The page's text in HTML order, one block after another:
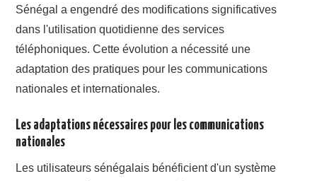
Sénégal a engendré des modifications significatives
dans l'utilisation quotidienne des services
téléphoniques. Cette évolution a nécessité une
adaptation des pratiques pour les communications
nationales et internationales.
Les adaptations nécessaires pour les communications
nationales
Les utilisateurs sénégalais bénéficient d'un système